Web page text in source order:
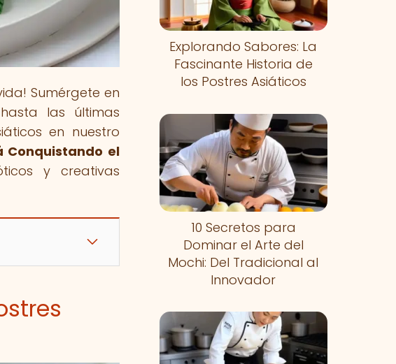
Sumérgete en
las últimas
en nuestro
Conquistando el
y creativas
Explorando Sabores: La
Fascinante Historia de
los Postres Asiáticos
10 Secretos para
Dominar el Arte del
Mochi: Del Tradicional al
Innovador